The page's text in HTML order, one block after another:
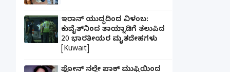
ಇರಾನ್ ಯುದ್ಧದಿಂದ ವಿಳಂಬ:
ಕುವೈತ್‌ನಿಂದ ತಾಯ್ನಾಡಿಗೆ ತಲುಪಿದ
20 ಭಾರತೀಯರ ಮೃತದೇಹಗಳು
[Kuwait]